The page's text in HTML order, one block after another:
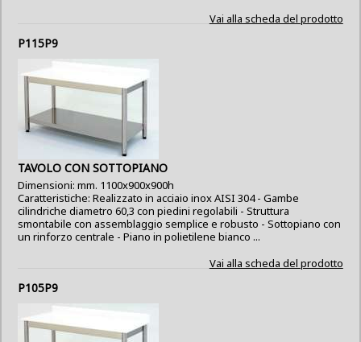
Vai alla scheda del prodotto
P115P9
TAVOLO CON SOTTOPIANO
Dimensioni: mm. 1100x900x900h
Caratteristiche: Realizzato in acciaio inox AISI 304 - Gambe
cilindriche diametro 60,3 con piedini regolabili - Struttura
smontabile con assemblaggio semplice e robusto - Sottopiano con
un rinforzo centrale - Piano in polietilene bianco ...
Vai alla scheda del prodotto
P105P9